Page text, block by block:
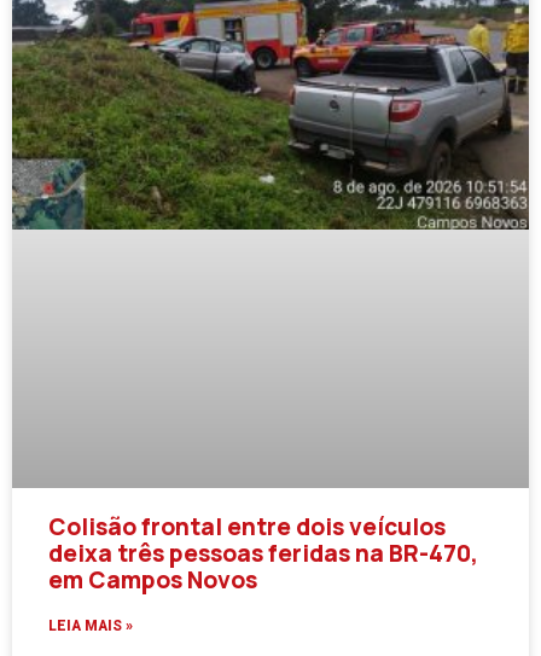
Colisão frontal entre dois veículos
deixa três pessoas feridas na BR-470,
em Campos Novos
LEIA MAIS »